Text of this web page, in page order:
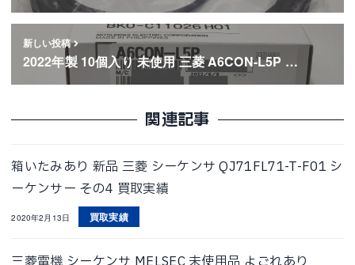
新しい投稿
2022年製 10個入り 未使用 三菱 A6CON-L5P …
関連記事
箱いたみあり 新品 三菱 シーケンサ QJ71FL71-T-F01 シ
ーケンサー その4 買取実績
2020年2月13日 買取実績